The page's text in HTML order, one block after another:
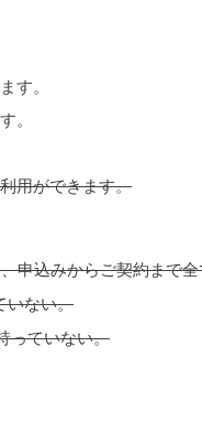
す。
。
用ができます。
申込みからご契約まで
ない。
っていない。